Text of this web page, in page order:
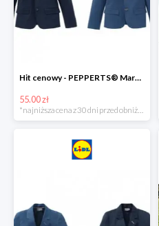
Hit cenowy - PEPPERTS® Marynarka młodzieżowa
55.00 zł
*najniższa cena z 30 dni przed obniżką